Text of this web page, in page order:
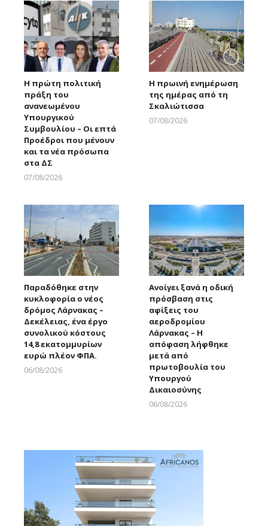
Η πρώτη πολιτική
πράξη του
ανανεωμένου
Υπουργικού
Συμβουλίου – Οι επτά
Προέδροι που μένουν
και τα νέα πρόσωπα
στα ΔΣ
07/08/2026
Η πρωινή ενημέρωση
της ημέρας από τη
Σκαλιώτισσα
07/08/2026
Παραδόθηκε στην
κυκλοφορία ο νέος
δρόμος Λάρνακας –
Δεκέλειας, ένα έργο
συνολικού κόστους
14,8 εκατομμυρίων
ευρώ πλέον ΦΠΑ.
06/08/2026
Ανοίγει ξανά η οδική
πρόσβαση στις
αφίξεις του
αεροδρομίου
Λάρνακας – Η
απόφαση λήφθηκε
μετά από
πρωτοβουλία του
Υπουργού
Δικαιοσύνης
06/08/2026